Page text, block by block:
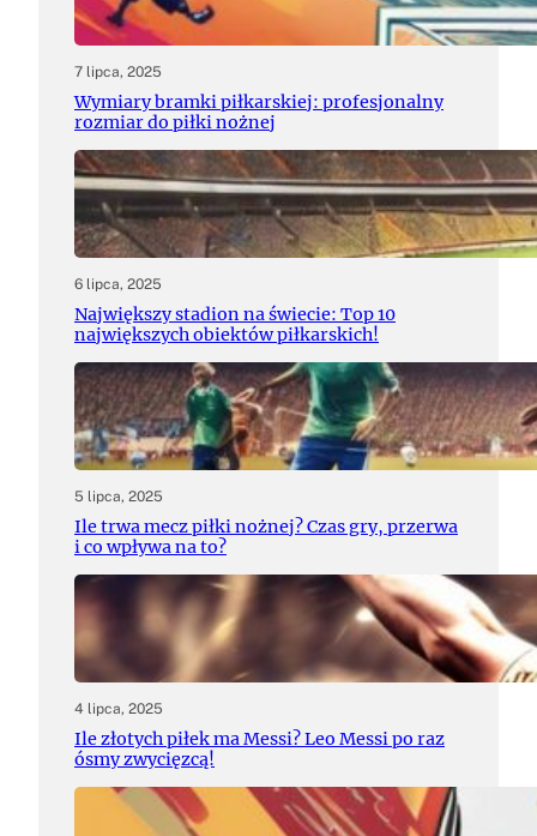
7 lipca, 2025
Wymiary bramki piłkarskiej: profesjonalny
rozmiar do piłki nożnej
6 lipca, 2025
Największy stadion na świecie: Top 10
największych obiektów piłkarskich!
5 lipca, 2025
Ile trwa mecz piłki nożnej? Czas gry, przerwa
i co wpływa na to?
4 lipca, 2025
Ile złotych piłek ma Messi? Leo Messi po raz
ósmy zwycięzcą!